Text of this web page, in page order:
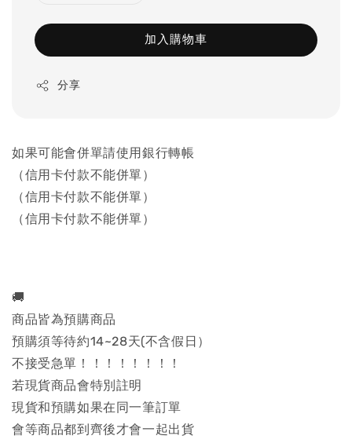
加入購物車
分享
如果可能會併單請使用銀行轉帳
（信用卡付款不能併單）
（信用卡付款不能併單）
（信用卡付款不能併單）
🚚
商品皆為預購商品
預購須等待約14~28天(不含假日）
不接受急單！！！！！！！！
若現貨商品會特別註明
現貨和預購如果在同一筆訂單
會等商品都到齊後才會一起出貨